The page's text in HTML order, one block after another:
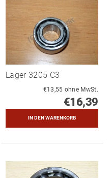
Lager 3205 C3
€13,55 ohne MwSt.
€16,39